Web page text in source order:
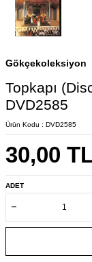
Gökçekoleksiyon
Topkapı
DVD2585
Ürün Kodu : DVD2585
30,00
ADET